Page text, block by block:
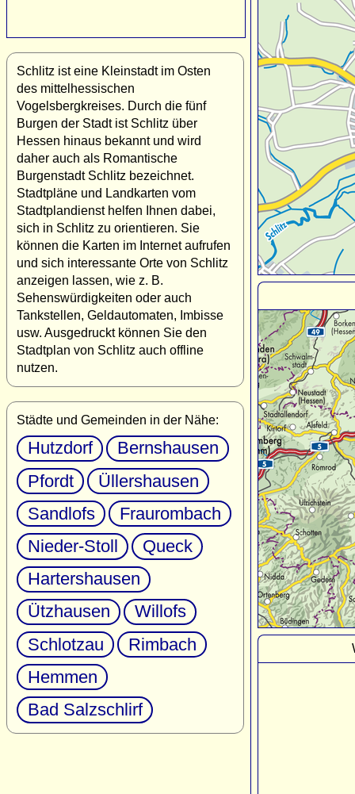
Schlitz ist eine Kleinstadt im Osten
des mittelhessischen
Vogelsbergkreises. Durch die fünf
Burgen der Stadt ist Schlitz über
Hessen hinaus bekannt und wird
daher auch als Romantische
Burgenstadt Schlitz bezeichnet.
Stadtpläne und Landkarten vom
Stadtplandienst helfen Ihnen dabei,
sich in Schlitz zu orientieren. Sie
können die Karten im Internet aufrufen
und sich interessante Orte von Schlitz
anzeigen lassen, wie z. B.
Sehenswürdigkeiten oder auch
Tankstellen, Geldautomaten, Imbisse
usw. Ausgedruckt können Sie den
Stadtplan von Schlitz auch offline
nutzen.
Städte und Gemeinden in der Nähe:
Hutzdorf
Bernshausen
Pfordt
Üllershausen
Sandlofs
Fraurombach
Nieder-Stoll
Queck
Hartershausen
Ützhausen
Willofs
Schlotzau
Rimbach
Hemmen
Bad Salzschlirf